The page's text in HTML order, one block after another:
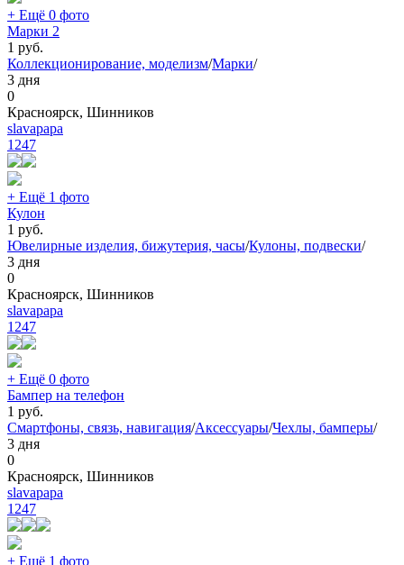
+ Ещё 0 фото
Марки 2
1 руб.
Коллекционирование, моделизм/Марки/
3 дня
0
Красноярск, Шинников
slavapapa
1247
+ Ещё 1 фото
Кулон
1 руб.
Ювелирные изделия, бижутерия, часы/Кулоны, подвески/
3 дня
0
Красноярск, Шинников
slavapapa
1247
+ Ещё 0 фото
Бампер на телефон
1 руб.
Смартфоны, связь, навигация/Аксессуары/Чехлы, бамперы/
3 дня
0
Красноярск, Шинников
slavapapa
1247
+ Ещё 1 фото